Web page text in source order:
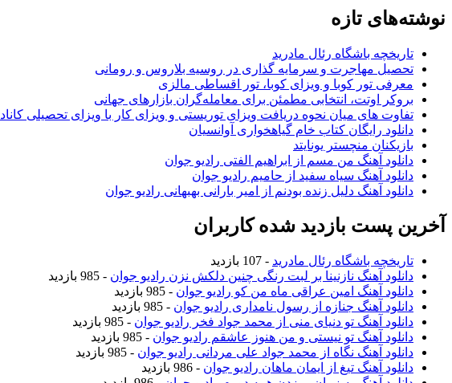
نوشته‌های تازه
تاریخچه باشگاه رئال مادرید
تحصیل مهاجرت و سرمایه گذاری در روسیه بلاروس و رومانی
معرفی تور کوبا و ویزای کوبا، تور اقساطی مالزی
بروکر اوتت، انتخابی مطمئن برای معامله‌گران بازارهای جهانی
تفاوت های میان نحوه دریافت ویزای توریستی و ویزای کار با ویزای تحصیلی کانادا
دانلود رایگان کتاب خام گیاهخواری آوانسیان
بازیکنان منچستر یونایتد
دانلود آهنگ من مسم از ابراهیم الفتی رادیو جوان
دانلود آهنگ سیاه سفید از حامیم رادیو جوان
دانلود آهنگ دلیل زنده بودنم از امیر بارانی بهبهانی رادیو جوان
آخرین پست بازدید شده کاربران
تاریخچه باشگاه رئال مادرید - 107 بازدید
دانلود آهنگ نازنینا بر لبت رنگی چنین دلکش نزن رادیو جوان - 985 بازدید
دانلود آهنگ امین عراقی ماه من کو رادیو جوان - 985 بازدید
دانلود آهنگ جنازه از رسول نامداری رادیو جوان - 985 بازدید
دانلود آهنگ تو دنیای منی از محمد جواد فخر رادیو جوان - 985 بازدید
دانلود آهنگ تو نیستی و من هنوز عاشقم رادیو جوان - 985 بازدید
دانلود آهنگ نگاه از محمد جواد علی مردانی رادیو جوان - 985 بازدید
دانلود آهنگ تیغ از ایمان ماهان رادیو جوان - 986 بازدید